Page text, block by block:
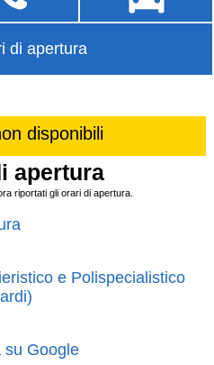
di apertura
disponibili
apertura
riportati gli orari di apertura.
e Polispecialistico
su Google